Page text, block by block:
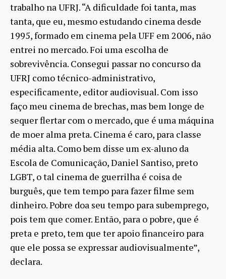
trabalho na UFRJ. “A dificuldade foi tanta, mas
tanta, que eu, mesmo estudando cinema desde
1995, formado em cinema pela UFF em 2006, não
entrei no mercado. Foi uma escolha de
sobrevivência. Consegui passar no concurso da
UFRJ como técnico-administrativo,
especificamente, editor audiovisual. Com isso
faço meu cinema de brechas, mas bem longe de
sequer flertar com o mercado, que é uma máquina
de moer alma preta. Cinema é caro, para classe
média alta. Como bem disse um ex-aluno da
Escola de Comunicação, Daniel Santiso, preto
LGBT, o tal cinema de guerrilha é coisa de
burguês, que tem tempo para fazer filme sem
dinheiro. Pobre doa seu tempo para subemprego,
pois tem que comer. Então, para o pobre, que é
preta e preto, tem que ter apoio financeiro para
que ele possa se expressar audiovisualmente”,
declara.